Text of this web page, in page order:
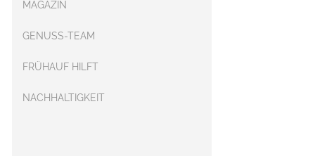
MAGAZIN
GENUSS-TEAM
FRÜHAUF HILFT
NACHHALTIGKEIT